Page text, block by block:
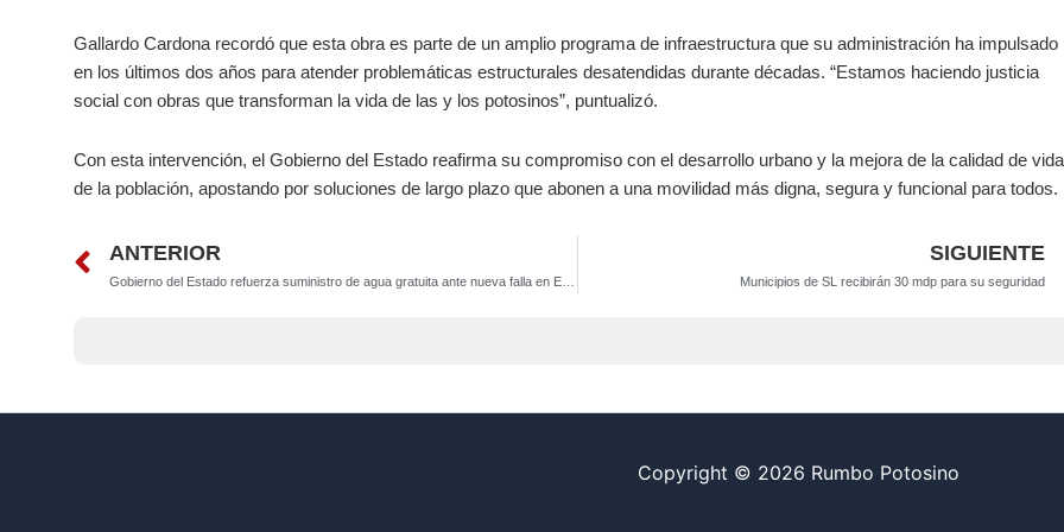
Gallardo Cardona recordó que esta obra es parte de un amplio programa de infraestructura que su administración ha impulsado
en los últimos dos años para atender problemáticas estructurales desatendidas durante décadas. “Estamos haciendo justicia
social con obras que transforman la vida de las y los potosinos”, puntualizó.
Con esta intervención, el Gobierno del Estado reafirma su compromiso con el desarrollo urbano y la mejora de la calidad de vida
de la población, apostando por soluciones de largo plazo que abonen a una movilidad más digna, segura y funcional para todos.
Prev
ANTERIOR SIGUIENTE
Municipios de SL recibirán 30 mdp para su seguridad
Copyright © 2026 Rumbo Potosino